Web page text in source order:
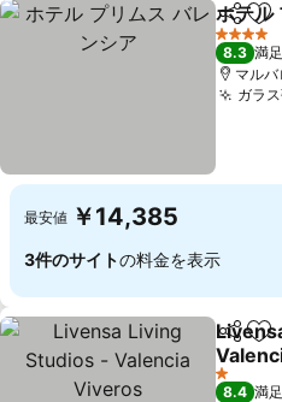
シェアお
ホテル
4 ホテル
8.3 満足
マル
ガラ
最安値 ￥14,385
3件のサイトの料金を表示
シェアお
1 ホテル
8.4 満足